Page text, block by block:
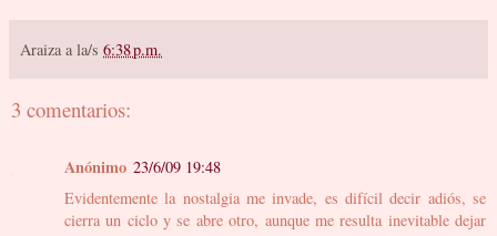
Araiza a la/s 6:38 p.m.
3 comentarios:
Anónimo 23/6/09 19:48
Evidentemente la nostalgia me invade, es difícil decir adiós, se
cierra un ciclo y se abre otro, aunque me resulta inevitable dejar